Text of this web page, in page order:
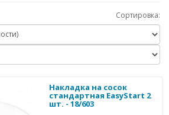
Сортировка:
Накладка на сосок
стандартная EasyStart 2
шт. - 18/603